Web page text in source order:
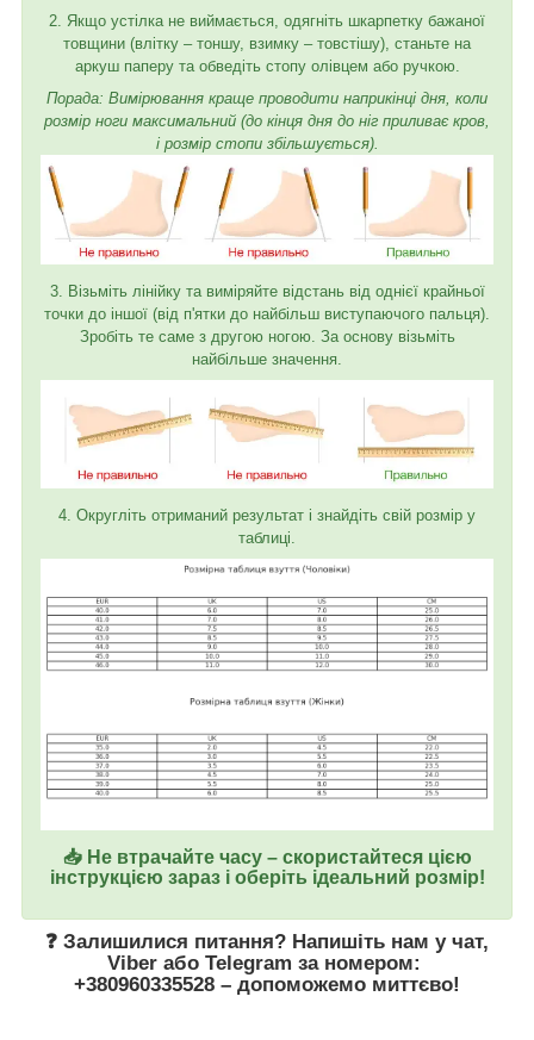
2. Якщо устілка не виймається, одягніть шкарпетку бажаної
товщини (влітку – тоншу, взимку – товстішу), станьте на
аркуш паперу та обведіть стопу олівцем або ручкою.
Порада: Вимірювання краще проводити наприкінці дня, коли
розмір ноги максимальний (до кінця дня до ніг приливає кров,
і розмір стопи збільшується).
3. Візьміть лінійку та виміряйте відстань від однієї крайньої
точки до іншої (від п'ятки до найбільш виступаючого пальця).
Зробіть те саме з другою ногою. За основу візьміть
найбільше значення.
4. Округліть отриманий результат і знайдіть свій розмір у
таблиці.
📥 Не втрачайте часу – скористайтеся цією
інструкцією зараз і оберіть ідеальний розмір!
❓ Залишилися питання? Напишіть нам у чат,
Viber або Telegram за номером:
+380960335528 – допоможемо миттєво!